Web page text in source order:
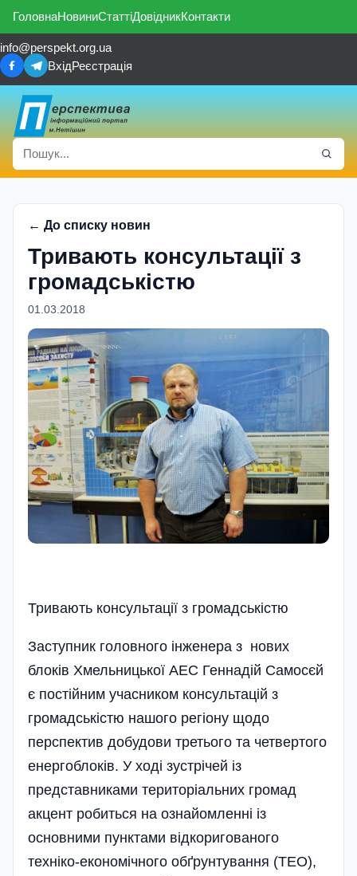
ГоловнаНовиниСтаттіДовідникКонтакти
info@perspekt.org.ua
ВхідРеєстрація
← До списку новин
Тривають консультації з
громадськістю
01.03.2018
Тривають консультації з громадськістю
Заступник головного інженера з нових
блоків Хмельницької АЕС Геннадій Самосєй
є постійним учасником консультацій з
громадськістю нашого регіону щодо
перспектив добудови третього та четвертого
енергоблоків. У ході зустрічей із
представниками територіальних громад
акцент робиться на ознайомленні із
основними пунктами відкоригованого
техніко-економічного обґрунтування (ТЕО),